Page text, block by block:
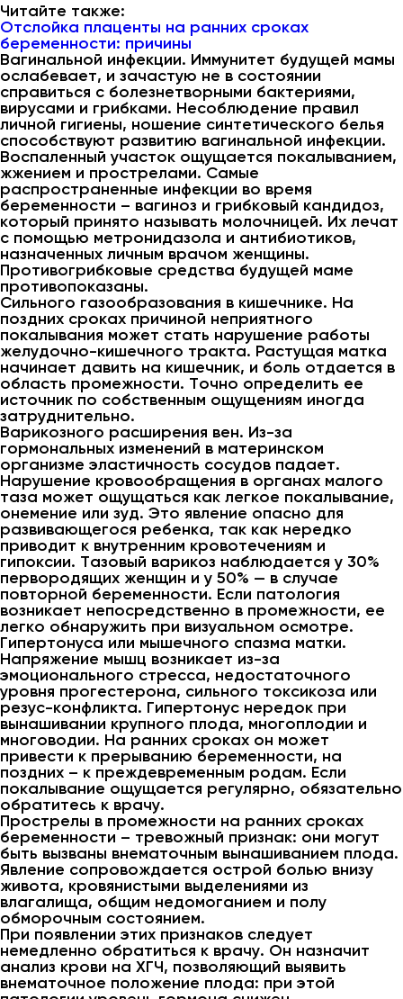
Читайте также:
Отслойка плаценты на ранних сроках
беременности: причины
Вагинальной инфекции. Иммунитет будущей мамы
ослабевает, и зачастую не в состоянии
справиться с болезнетворными бактериями,
вирусами и грибками. Несоблюдение правил
личной гигиены, ношение синтетического белья
способствуют развитию вагинальной инфекции.
Воспаленный участок ощущается покалыванием,
жжением и прострелами. Самые
распространенные инфекции во время
беременности – вагиноз и грибковый кандидоз,
который принято называть молочницей. Их лечат
с помощью метронидазола и антибиотиков,
назначенных личным врачом женщины.
Противогрибковые средства будущей маме
противопоказаны.
Сильного газообразования в кишечнике. На
поздних сроках причиной неприятного
покалывания может стать нарушение работы
желудочно-кишечного тракта. Растущая матка
начинает давить на кишечник, и боль отдается в
область промежности. Точно определить ее
источник по собственным ощущениям иногда
затруднительно.
Варикозного расширения вен. Из-за
гормональных изменений в материнском
организме эластичность сосудов падает.
Нарушение кровообращения в органах малого
таза может ощущаться как легкое покалывание,
онемение или зуд. Это явление опасно для
развивающегося ребенка, так как нередко
приводит к внутренним кровотечениям и
гипоксии. Тазовый варикоз наблюдается у 30%
первородящих женщин и у 50% — в случае
повторной беременности. Если патология
возникает непосредственно в промежности, ее
легко обнаружить при визуальном осмотре.
Гипертонуса или мышечного спазма матки.
Напряжение мышц возникает из-за
эмоционального стресса, недостаточного
уровня прогестерона, сильного токсикоза или
резус-конфликта. Гипертонус нередок при
вынашивании крупного плода, многоплодии и
многоводии. На ранних сроках он может
привести к прерыванию беременности, на
поздних – к преждевременным родам. Если
покалывание ощущается регулярно, обязательно
обратитесь к врачу.
Прострелы в промежности на ранних сроках
беременности – тревожный признак: они могут
быть вызваны внематочным вынашиванием плода.
Явление сопровождается острой болью внизу
живота, кровянистыми выделениями из
влагалища, общим недомоганием и полу
обморочным состоянием.
При появлении этих признаков следует
немедленно обратиться к врачу. Он назначит
анализ крови на ХГЧ, позволяющий выявить
внематочное положение плода: при этой